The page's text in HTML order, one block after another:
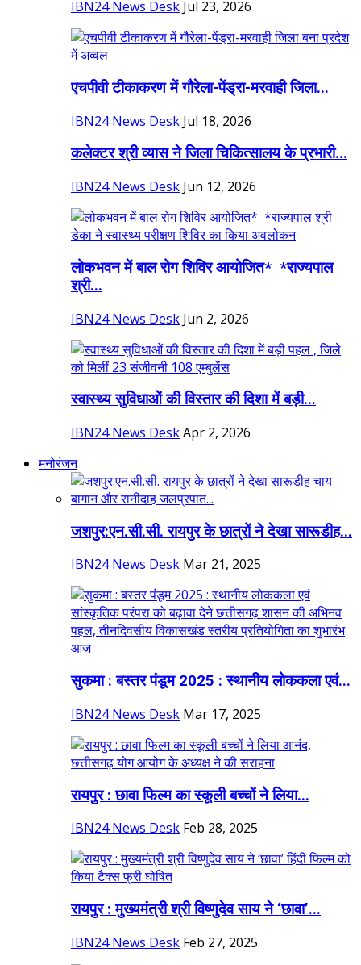
IBN24 News Desk Jul 23, 2026
एचपीवी टीकाकरण में गौरेला-पेंड्रा-मरवाही जिला...
IBN24 News Desk Jul 18, 2026
कलेक्टर श्री व्यास ने जिला चिकित्सालय के प्रभारी...
IBN24 News Desk Jun 12, 2026
लोकभवन में बाल रोग शिविर आयोजित* *राज्यपाल
श्री...
IBN24 News Desk Jun 2, 2026
स्वास्थ्य सुविधाओं की विस्तार की दिशा में बड़ी...
IBN24 News DeskApr 2, 2026
मनोरंजन
जशपुर:एन.सी.सी. रायपुर के छात्रों ने देखा सारूडीह...
IBN24 News Desk Mar 21, 2025
सुकमा : बस्तर पंडूम 2025 : स्थानीय लोककला एवं...
IBN24 News Desk Mar 17, 2025
रायपुर : छावा फिल्म का स्कूली बच्चों ने लिया...
IBN24 News Desk Feb 28, 2025
रायपुर : मुख्यमंत्री श्री विष्णुदेव साय ने ‘छावा’...
IBN24 News Desk Feb 27, 2025